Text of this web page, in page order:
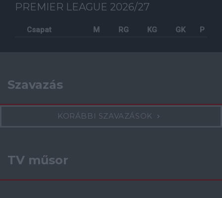
PREMIER LEAGUE 2026/27
Csapat M RG KG GK P
Szavazás
KORÁBBI SZAVAZÁSOK
TV műsor